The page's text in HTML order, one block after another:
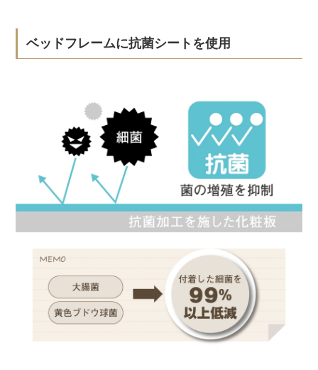
ベッドフレームに抗菌シートを使用